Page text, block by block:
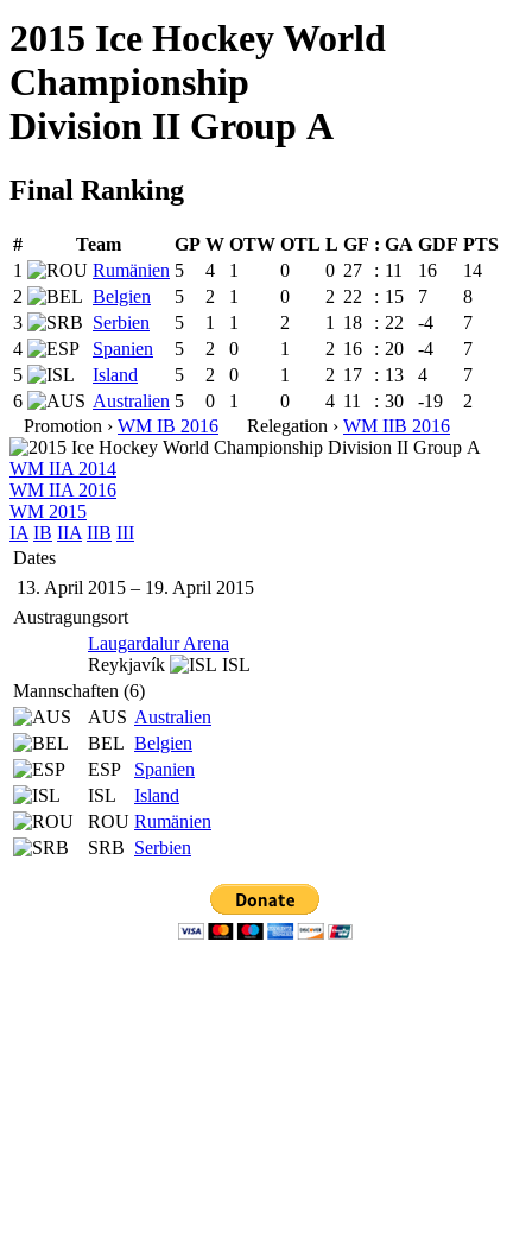
2015 Ice Hockey World
Championship
Division II Group A
Final Ranking
# Team GP W OTW OTL L GF : GA GDF PTS
1
Rumänien 5 4 1 0 0 27 : 11 16
14
2
Belgien 5 2 1 0 2 22 : 15 7
8
3
Serbien 5 1 1 2 1 18 : 22 -4
7
4
Spanien 5 2 0 1 2 16 : 20 -4
7
5
Island 5 2 0 1 2 17 : 13 4
7
6
Australien 5 0 1 0 4 11 : 30 -19
2
Promotion › WM IB 2016 Relegation › WM IIB 2016
WM IIA 2014
WM IIA 2016
WM 2015
IA IB IIA IIB III
Dates
13. April 2015 – 19. April 2015
Austragungsort
Laugardalur Arena
Reykjavík
ISL
Mannschaften (6)
AUS Australien
BEL Belgien
ESP
Spanien
ISL
Island
ROU Rumänien
SRB Serbien